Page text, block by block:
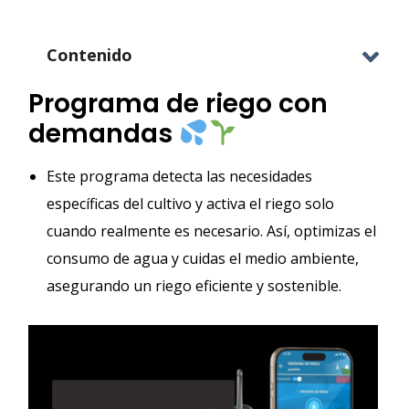
Contenido
Programa de riego con
demandas
Este programa detecta las necesidades
específicas del cultivo y activa el riego solo
cuando realmente es necesario. Así, optimizas el
consumo de agua y cuidas el medio ambiente,
asegurando un riego eficiente y sostenible.